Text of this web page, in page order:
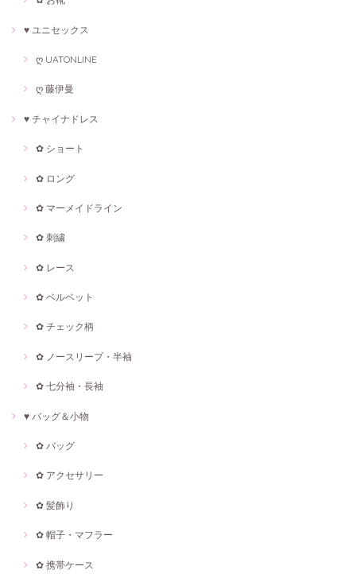
♥ ユニセックス
ღ UATONLINE
ღ 藤伊曼
♥ チャイナドレス
✿ ショート
✿ ロング
✿ マーメイドライン
✿ 刺繍
✿ レース
✿ ベルベット
✿ チェック柄
✿ ノースリープ・半袖
✿ 七分袖・長袖
♥ バッグ＆小物
✿ バッグ
✿ アクセサリー
✿ 髪飾り
✿ 帽子・マフラー
✿ 携帯ケース